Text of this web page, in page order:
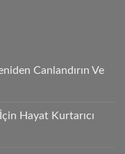
Canlandırın Ve
Hayat Kurtarıcı